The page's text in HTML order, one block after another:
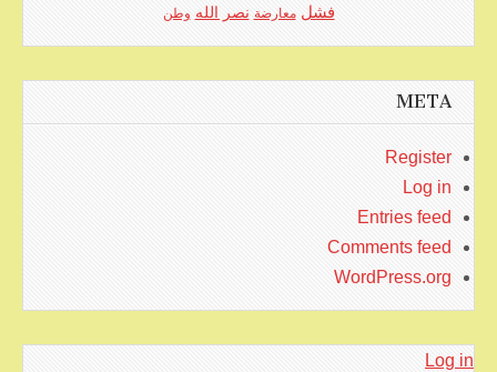
فشل معارضة نصر الله وطن
META
Register
Log in
Entries feed
Comments feed
WordPress.org
Log in